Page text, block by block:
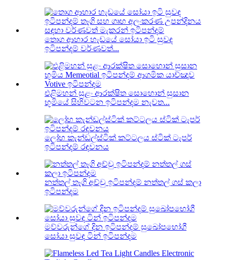
තොග ආහාර හැඩයේ සෝයා ඉටි සුවඳ
ඉටිපන්දම් වර්ණවත්...
එළිමහන් සුළං ආරක්ෂිත සොහොන් සුසාන
භූමියේ සිහිවටන ඉටිපන්දම නැවත...
ලෝහ කැන්ඩල්ස්ටික් කට්ටලය ස්ටික් ටැපර්
ඉටිපන්දම් රඳවනය
නත්තල් තෑගි අච්චු ඉටිපන්දම් නත්තල් ගස් කලා
ඉටිපන්දම
මව්වරුන්ගේ දින ඉටිපන්දම් සුඛෝපභෝගී
සෝයා සුවඳ ටින් ඉටිපන්දම